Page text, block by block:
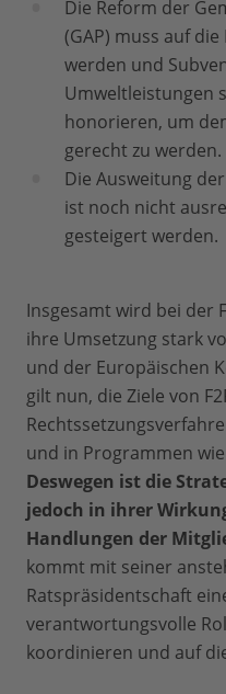
Die Reform der
(GAP) muss auf
werden und
Umweltleistungen
honorieren, um
gerecht zu werden.
Die Ausweitung
ist noch nicht
gesteigert werden.
Insgesamt wird bei der
ihre Umsetzung stark
und der Europäischen
gilt nun, die Ziele von
und in Programmen
Deswegen ist die
jedoch in ihrer
Handlungen der
kommt mit seiner
Ratspräsidentschaft
verantwortungsvolle
koordinieren und auf